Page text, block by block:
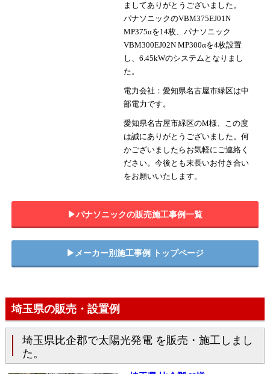
ましてありがとうございました。
パナソニックのVBM375EJ01N
MP375αを14枚、パナソニック
VBM300EJ02N MP300αを4枚設置
し、6.45kWのシステムとなりまし
た。
電力会社：愛知県名古屋市緑区は中
部電力です。
愛知県名古屋市緑区のM様、この度
は誠にありがとうございました。何
かございましたらお気軽にご連絡く
ださい。今後とも末長いお付き合い
をお願いいたします。
▶︎パナソニックの販売施工事例一覧
▶︎メーカー別施工事例 トップページ
埼玉県の販売・設置例
埼玉県比企郡で太陽光発電 を販売・施工しまし
た。